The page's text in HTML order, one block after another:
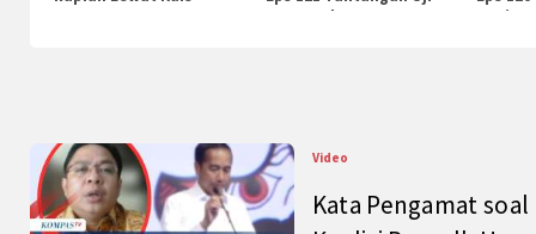
Pengetahuan
Video
Kata Pengamat